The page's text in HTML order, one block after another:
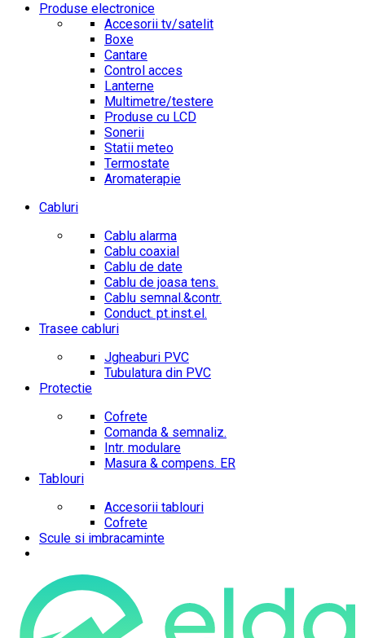
Produse electronice
Accesorii tv/satelit
Boxe
Cantare
Control acces
Lanterne
Multimetre/testere
Produse cu LCD
Sonerii
Statii meteo
Termostate
Aromaterapie
Cabluri
Cablu alarma
Cablu coaxial
Cablu de date
Cablu de joasa tens.
Cablu semnal.&contr.
Conduct. pt.inst.el.
Trasee cabluri
Jgheaburi PVC
Tubulatura din PVC
Protectie
Cofrete
Comanda & semnaliz.
Intr. modulare
Masura & compens. ER
Tablouri
Accesorii tablouri
Cofrete
Scule si imbracaminte